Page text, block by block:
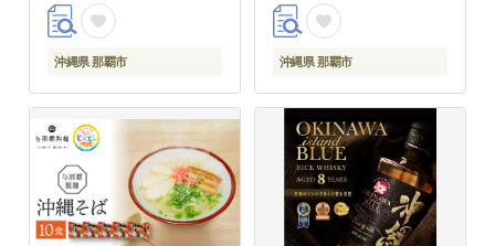
沖縄県 那覇市
ホテル 旅館 チケット
子供 子連れ カップル
家族 人気 おすすめ 旅
イン ネット予約 電話
有効期間3年
沖縄県 那覇市